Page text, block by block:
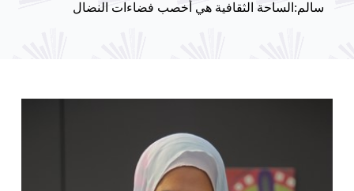
سالم:الساحة الثقافية هي أخصب فضاءات النضال